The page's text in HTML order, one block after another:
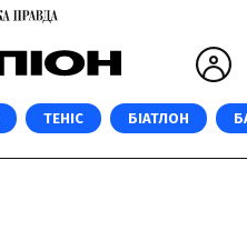
ТЕНІС БІАТЛОН